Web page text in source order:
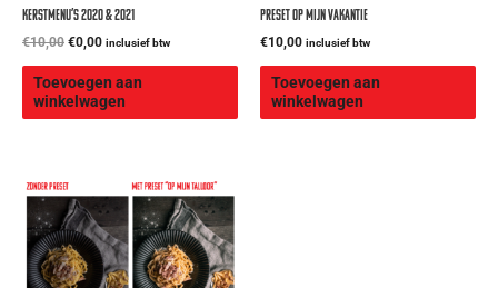
Kerstmenu’s 2020 & 2021
€10,00 €0,00 inclusief btw
Toevoegen aan
winkelwagen
Preset Op Mijn Vakantie
€10,00 inclusief btw
Toevoegen aan
winkelwagen